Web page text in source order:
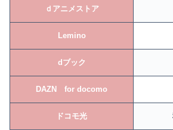
ｄアニメストア
Lemino
dブック
DAZN for docomo
ドコモ光